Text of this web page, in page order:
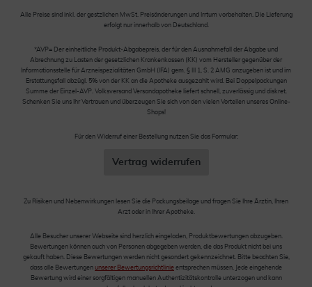
Alle Preise sind inkl. der gestzlichen MwSt. Preisänderungen und Irrtum vorbehalten. Die Lieferung
erfolgt nur innerhalb von Deutschland.
*AVP= Der einheitliche Produkt-Abgabepreis, der für den Ausnahmefall der Abgabe und
Abrechnung zu Lasten der gesetzlichen Krankenkassen (KK) vom Hersteller gegenüber der
Informationsstelle für Arzneispezialitäten GmbH (IFA) gem. § III 1, S. 2 AMG anzugeben ist und im
Erstattungsfall abzügl. 5% von der KK an die Apotheke ausgezahlt wird. Bei Doppelpackungen
Summe der Einzel-AVP. Volksversand Versandapotheke liefert schnell, zuverlässig und diskret.
Schenken Sie uns Ihr Vertrauen und überzeugen Sie sich von den vielen Vorteilen unseres Online-
Shops!
Für den Widerruf einer Bestellung nutzen Sie das Formular:
Vertrag widerrufen
Zu Risiken und Nebenwirkungen lesen Sie die Packungsbeilage und fragen Sie Ihre Ärztin, Ihren
Arzt oder in Ihrer Apotheke.
Alle Besucher unserer Webseite sind herzlich eingeladen, Produktbewertungen abzugeben.
Bewertungen können auch von Personen abgegeben werden, die das Produkt nicht bei uns
gekauft haben. Diese Bewertungen werden nicht gesondert gekennzeichnet. Bitte beachten Sie,
dass alle Bewertungen unserer Bewertungsrichtlinie entsprechen müssen. Jede eingehende
Bewertung wird einer sorgfältigen manuellen Authentizitätskontrolle unterzogen und kann